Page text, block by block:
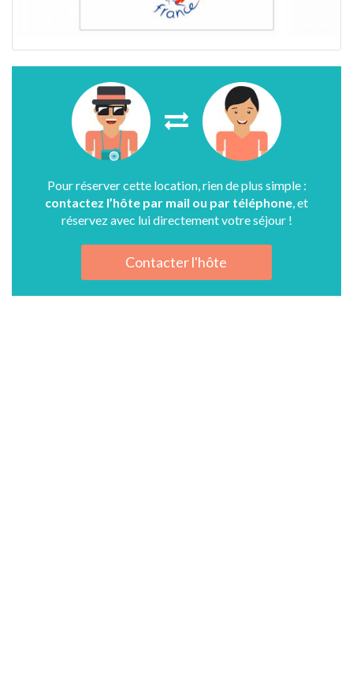
Pour réserver cette location, rien de plus simple :
contactez l’hôte par mail ou par téléphone, et
réservez avec lui directement votre séjour !
Contacter l'hôte